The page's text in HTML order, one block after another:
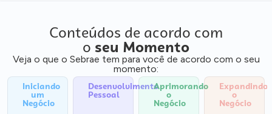
Conteúdos de acordo com
o seu Momento
Veja o que o Sebrae tem para você de acordo com o seu
momento:
Iniciando
um
Negócio
Desenvolvimento
Pessoal
Aprimorando
o
Negócio
Expandindo
o
Negócio